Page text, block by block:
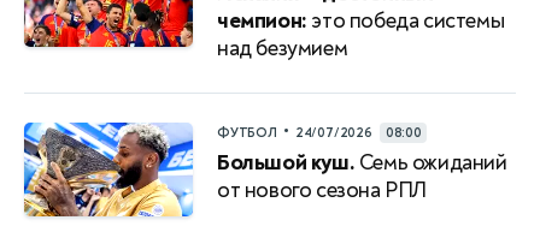
чемпион: это победа системы
над безумием
ФУТБОЛ • 24/07/2026 08:00
Большой куш. Семь ожиданий
от нового сезона РПЛ